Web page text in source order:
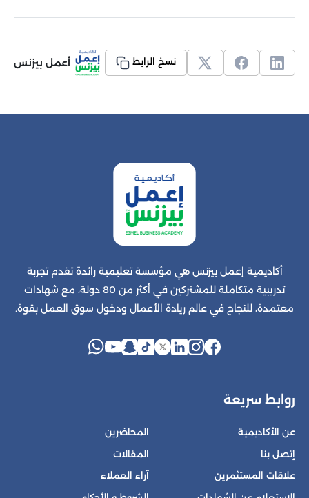
نسخ الرابط أعمل بيزنس
أكاديمية إعمل بيزنس هي مؤسسة تعليمية رائدة تقدم تجربة
تدريبية متكاملة للمشتركين في أكثر من 80 دولة، مع شهادات
معتمدة، للنجاح في عالم ريادة الأعمال ودخول سوق العمل بقوة.
روابط سريعة
عن الأكاديمية
إتصل بنا
علاقات المستثمرين
المحاضرين
المقالات
آراء العملاء